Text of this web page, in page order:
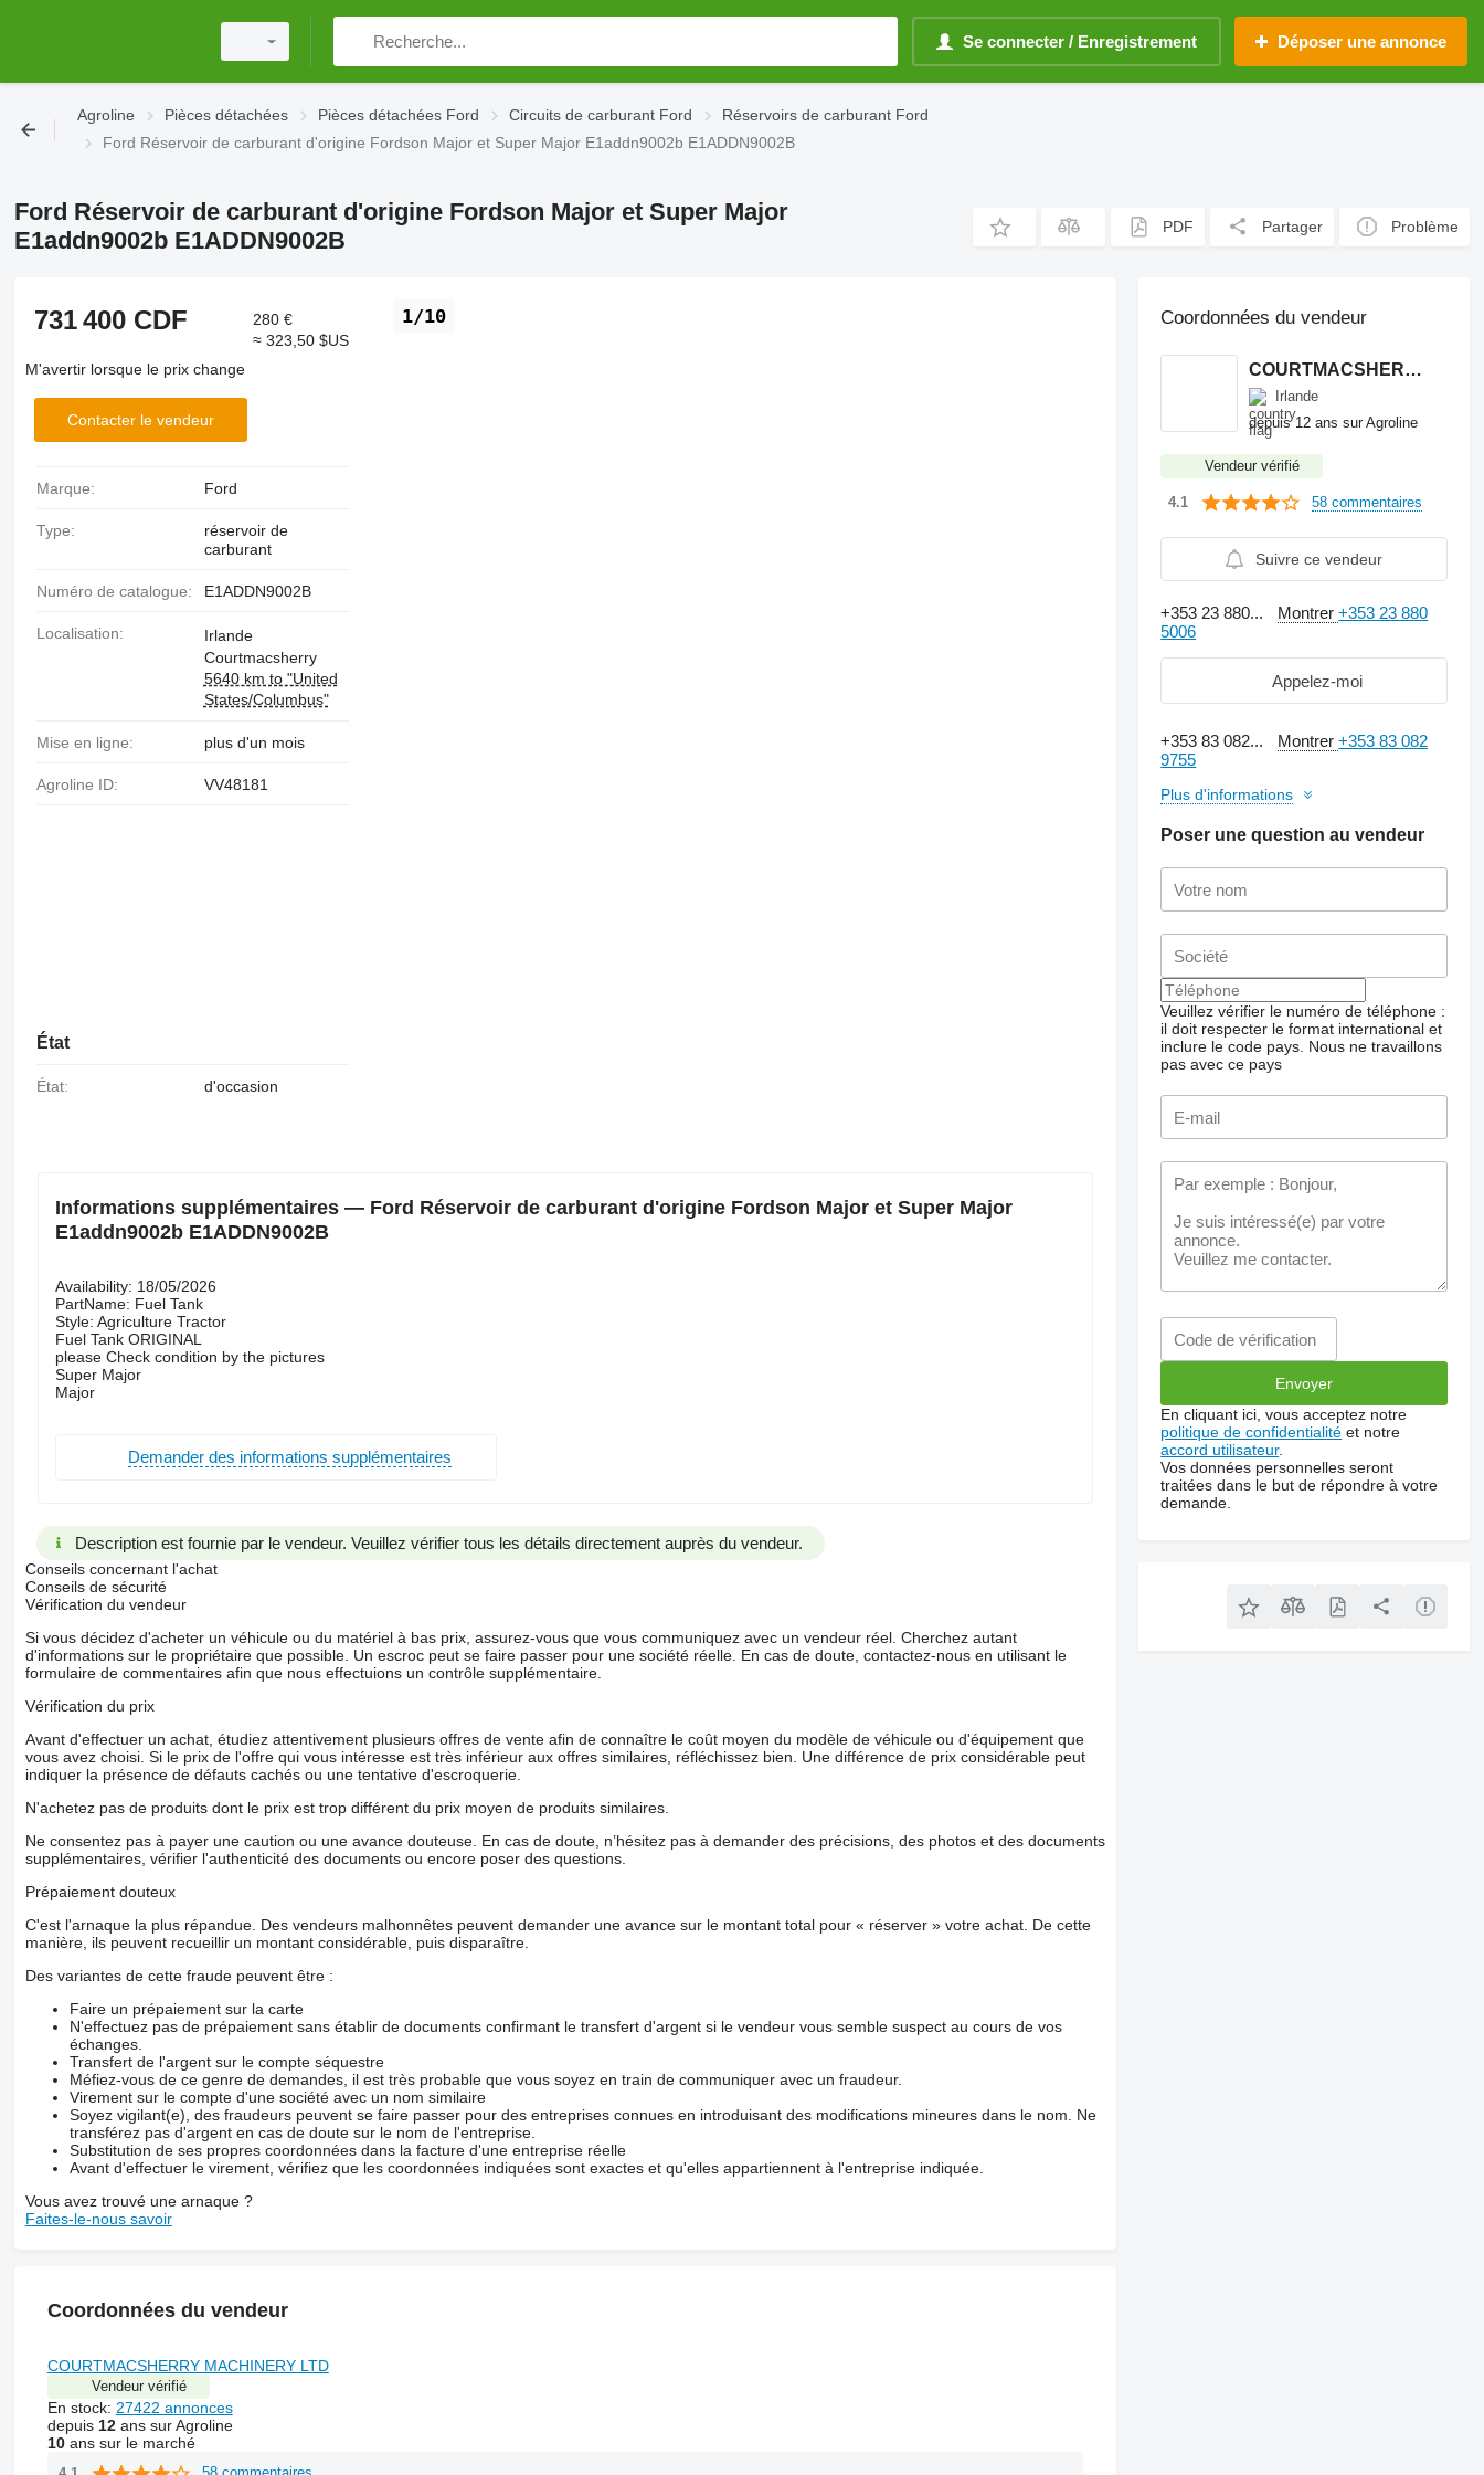
Se connecter / Enregistrement Déposer une annonce
Agroline Pièces détachées Pièces détachées Ford Circuits de carburant Ford
Réservoirs de carburant Ford
Ford Réservoir de carburant d'origine Fordson Major et Super Major E1addn9002b E1ADDN9002B
Ford Réservoir de carburant d'origine Fordson Major et Super Major
E1addn9002b E1ADDN9002B
PDF Partager Problème
1/10
731 400 CDF
280 €
≈ 323,50 $US
M'avertir lorsque le prix change
Contacter le vendeur
Marque: Ford
Type:
réservoir de
carburant
Numéro de catalogue: E1ADDN9002B
Localisation:
Irlande
Courtmacsherry
5640 km to "United
States/Columbus"
Mise en ligne: plus d'un mois
Agroline ID: VV48181
État
État: d'occasion
Informations supplémentaires — Ford Réservoir de carburant d'origine Fordson Major et Super Major
E1addn9002b E1ADDN9002B
Availability: 18/05/2026
PartName: Fuel Tank
Style: Agriculture Tractor
Fuel Tank ORIGINAL
please Check condition by the pictures
Super Major
Major
Demander des informations supplémentaires
Description est fournie par le vendeur. Veuillez vérifier tous les détails directement auprès du vendeur.
Conseils concernant l'achat
Conseils de sécurité
Vérification du vendeur
Si vous décidez d'acheter un véhicule ou du matériel à bas prix, assurez-vous que vous communiquez avec un vendeur réel. Cherchez autant
d'informations sur le propriétaire que possible. Un escroc peut se faire passer pour une société réelle. En cas de doute, contactez-nous en utilisant le
formulaire de commentaires afin que nous effectuions un contrôle supplémentaire.
Vérification du prix
Avant d'effectuer un achat, étudiez attentivement plusieurs offres de vente afin de connaître le coût moyen du modèle de véhicule ou d'équipement que
vous avez choisi. Si le prix de l'offre qui vous intéresse est très inférieur aux offres similaires, réfléchissez bien. Une différence de prix considérable peut
indiquer la présence de défauts cachés ou une tentative d'escroquerie.
N'achetez pas de produits dont le prix est trop différent du prix moyen de produits similaires.
Ne consentez pas à payer une caution ou une avance douteuse. En cas de doute, n’hésitez pas à demander des précisions, des photos et des documents
supplémentaires, vérifier l'authenticité des documents ou encore poser des questions.
Prépaiement douteux
C'est l'arnaque la plus répandue. Des vendeurs malhonnêtes peuvent demander une avance sur le montant total pour « réserver » votre achat. De cette
manière, ils peuvent recueillir un montant considérable, puis disparaître.
Des variantes de cette fraude peuvent être :
Faire un prépaiement sur la carte
N'effectuez pas de prépaiement sans établir de documents confirmant le transfert d'argent si le vendeur vous semble suspect au cours de vos
échanges.
Transfert de l'argent sur le compte séquestre
Méfiez-vous de ce genre de demandes, il est très probable que vous soyez en train de communiquer avec un fraudeur.
Virement sur le compte d'une société avec un nom similaire
Soyez vigilant(e), des fraudeurs peuvent se faire passer pour des entreprises connues en introduisant des modifications mineures dans le nom. Ne
transférez pas d'argent en cas de doute sur le nom de l'entreprise.
Substitution de ses propres coordonnées dans la facture d'une entreprise réelle
Avant d'effectuer le virement, vérifiez que les coordonnées indiquées sont exactes et qu'elles appartiennent à l'entreprise indiquée.
Vous avez trouvé une arnaque ?
Faites-le-nous savoir
Coordonnées du vendeur
COURTMACSHERRY MACHINERY LTD
Vendeur vérifié
En stock: 27422 annonces
depuis 12ans sur Agroline
10ans sur le marché
Coordonnées du vendeur
COURTMACSHERRY MACHINERY LTD
Irlande
depuis 12 ans sur Agroline
Vendeur vérifié
4.1 58 commentaires
Suivre ce vendeur
+353 23 880... Montrer+353 23 880
5006
Appelez-moi
+353 83 082... Montrer+353 83 082
9755
Plus d'informations
Poser une question au vendeur
Veuillez vérifier le numéro de téléphone :
il doit respecter le format international et
inclure le code pays. Nous ne travaillons
pas avec ce pays
En cliquant ici, vous acceptez notre
politique de confidentialité et notre
accord utilisateur.
Vos données personnelles seront
traitées dans le but de répondre à votre
demande.